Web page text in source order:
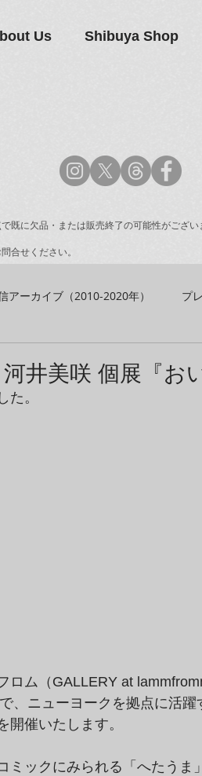
Us Shibuya Shop
既に欠品・または販売終了の可能性がござ
合せください。
アーカイブ（2010-2020年） プ
井美咲 個展『お
た。
ロム（GALLERY at
、ニューヨークを拠点に活躍
開催いたします。
ミックにみられる「へたう